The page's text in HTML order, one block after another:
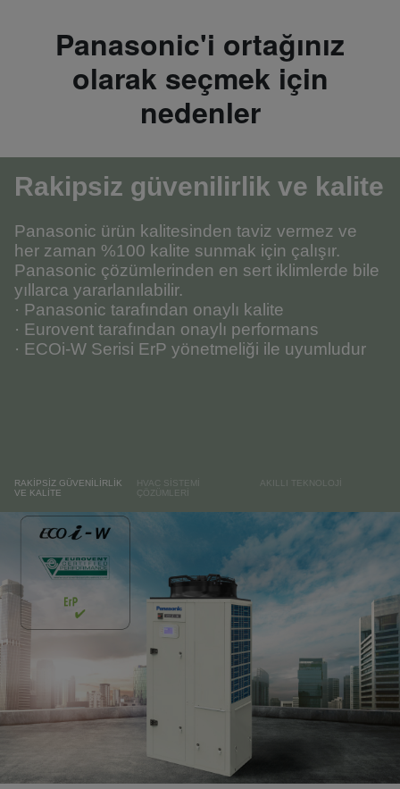
Panasonic'i ortağınız
olarak seçmek için
nedenler
Rakipsiz güvenilirlik ve kalite
Panasonic ürün kalitesinden taviz vermez ve
her zaman %100 kalite sunmak için çalışır.
Panasonic çözümlerinden en sert iklimlerde bile
yıllarca yararlanılabilir.
· Panasonic tarafından onaylı kalite
· Eurovent tarafından onaylı performans
· ECOi-W Serisi ErP yönetmeliği ile uyumludur
RAKİPSİZ GÜVENİLİRLİK
VE KALİTE
HVAC SİSTEMİ
ÇÖZÜMLERİ
AKILLI TEKNOLOJİ